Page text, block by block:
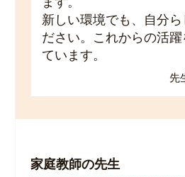
新しい環境でも、自分ら
ださい。これからの活
ています。
先
家庭教師の先生